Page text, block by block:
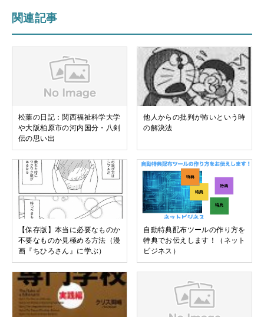
関連記事
松葉の日記：関西福祉科学大学
や大阪柏原市の河内国分・八剣
伝の思い出
他人からの批判が怖いという時
の解決法
【保存版】本当に必要なものか
不要なものか見極める方法（漫
画『ちひろさん』に学ぶ）
自動特典配布ツールの作り方を
特典でお伝えします！（ネット
ビジネス）